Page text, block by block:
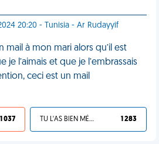
20:20 - Tunisia - Ar Rudayyif
mail à mon mari alors qu’il est
l’aimais et que je l’embrassais
ceci est un mail
1 037 TU L'AS BIEN MÉRITÉ 1 283